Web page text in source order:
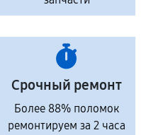
Срочный ремонт
Более 88% поломок
ремонтируем за 2 часа